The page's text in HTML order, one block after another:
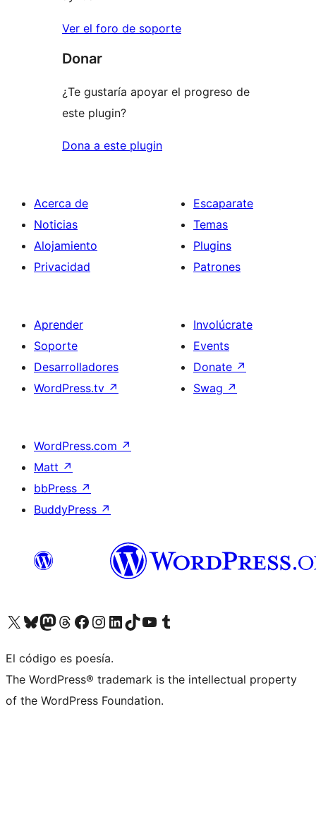
Ver el foro de soporte
Donar
¿Te gustaría apoyar el progreso de
este plugin?
Dona a este plugin
Acerca de
Noticias
Alojamiento
Privacidad
Escaparate
Temas
Plugins
Patrones
Aprender
Soporte
Desarrolladores
WordPress.tv ↗
Involúcrate
Events
Donate ↗
Swag ↗
WordPress.com ↗
Matt ↗
bbPress ↗
BuddyPress ↗
Visit our X (formerly Twitter) account
Visit our Bluesky account
Visit our Mastodon account
Visit our Threads account
Visita nuestra página de Facebook
Visita nuestra cuenta de Instagram
Visita nuestra cuenta de LinkedIn
Visit our TikTok account
Visita nuestro canal de YouTube
Visit our Tumblr account
El código es poesía.
The WordPress® trademark is the intellectual property
of the WordPress Foundation.